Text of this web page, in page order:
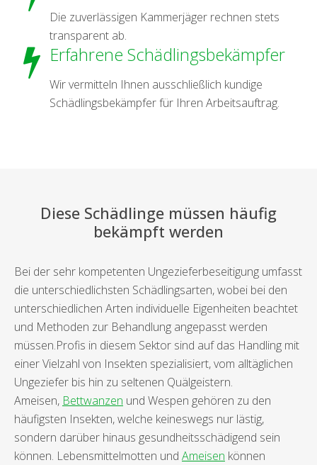
Die zuverlässigen Kammerjäger rechnen stets
transparent ab.
Erfahrene Schädlingsbekämpfer
Wir vermitteln Ihnen ausschließlich kundige
Schädlingsbekämpfer für Ihren Arbeitsauftrag.
Diese Schädlinge müssen häufig
bekämpft werden
Bei der sehr kompetenten Ungezieferbeseitigung umfasst
die unterschiedlichsten Schädlingsarten, wobei bei den
unterschiedlichen Arten individuelle Eigenheiten beachtet
und Methoden zur Behandlung angepasst werden
müssen.Profis in diesem Sektor sind auf das Handling mit
einer Vielzahl von Insekten spezialisiert, vom alltäglichen
Ungeziefer bis hin zu seltenen Quälgeistern.
Ameisen, Bettwanzen und Wespen gehören zu den
häufigsten Insekten, welche keineswegs nur lästig,
sondern darüber hinaus gesundheitsschädigend sein
können. Lebensmittelmotten und Ameisen können